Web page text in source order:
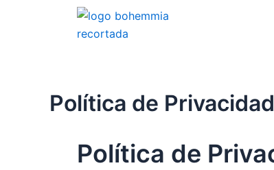
Política de Privacidad
Política de